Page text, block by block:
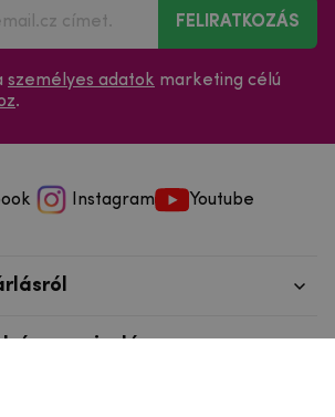
FELIRATKOZÁS
személyes adatok marketing célú
.
Instagram Youtube